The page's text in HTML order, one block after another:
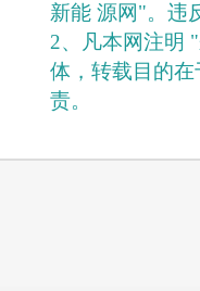
新能 源网"。违
2、凡本网注明
体，转载目的
责。